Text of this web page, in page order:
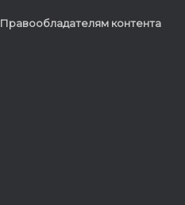
Правообладателям контента